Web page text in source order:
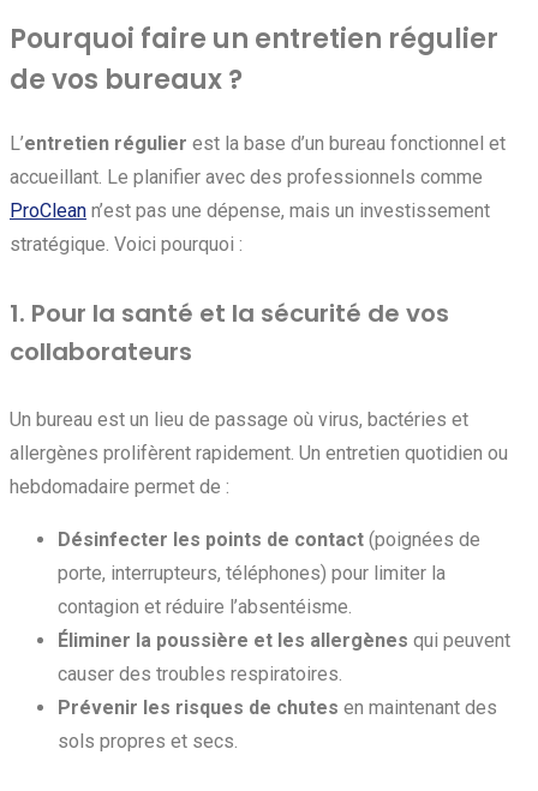
Pourquoi faire un entretien régulier
de vos bureaux ?
L’entretien régulier est la base d’un bureau fonctionnel et
accueillant. Le planifier avec des professionnels comme
ProClean n’est pas une dépense, mais un investissement
stratégique. Voici pourquoi :
1. Pour la santé et la sécurité de vos
collaborateurs
Un bureau est un lieu de passage où virus, bactéries et
allergènes prolifèrent rapidement. Un entretien quotidien ou
hebdomadaire permet de :
Désinfecter les points de contact (poignées de
porte, interrupteurs, téléphones) pour limiter la
contagion et réduire l’absentéisme.
Éliminer la poussière et les allergènes qui peuvent
causer des troubles respiratoires.
Prévenir les risques de chutes en maintenant des
sols propres et secs.